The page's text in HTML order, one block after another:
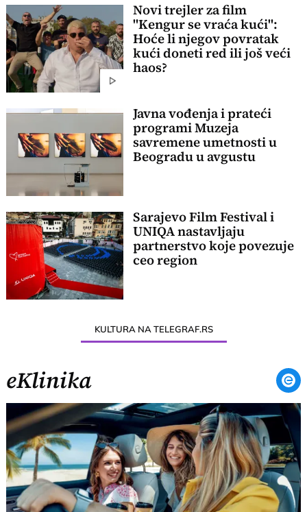
Novi trejler za film
"Kengur se vraća kući":
Hoće li njegov povratak
kući doneti red ili još veći
haos?
Javna vođenja i prateći
programi Muzeja
savremene umetnosti u
Beogradu u avgustu
Sarajevo Film Festival i
UNIQA nastavljaju
partnerstvo koje povezuje
ceo region
KULTURA NA TELEGRAF.RS
eKlinika